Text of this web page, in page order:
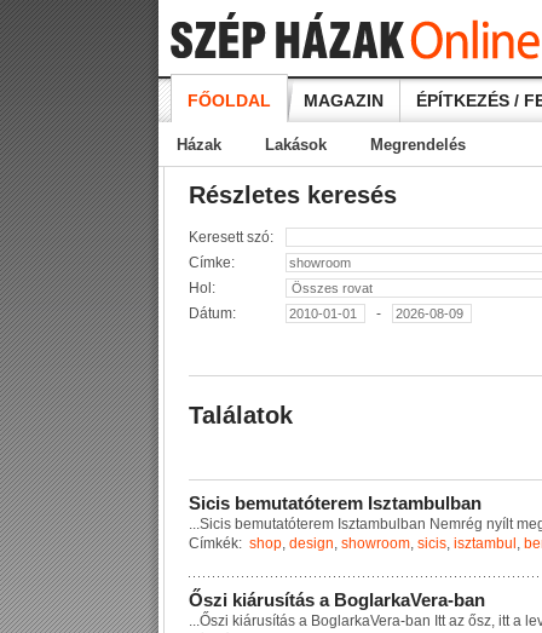
FŐOLDAL MAGAZIN ÉPÍTKEZÉS /
Házak Lakások Megrendelés
Részletes keresés
Keresett szó:
Címke:
Hol:
Dátum:
-
Találatok
Sicis bemutatóterem Isztambulban
...Sicis bemutatóterem sztambu ban Nemrég nyí t me
Címkék: shop, design, showroom, sicis, isztambul ,
Őszi kiárusítás a BoglarkaVera-ban
...Őszi kiárusítás a Bog arkaVera-ban tt az ősz, itt a e